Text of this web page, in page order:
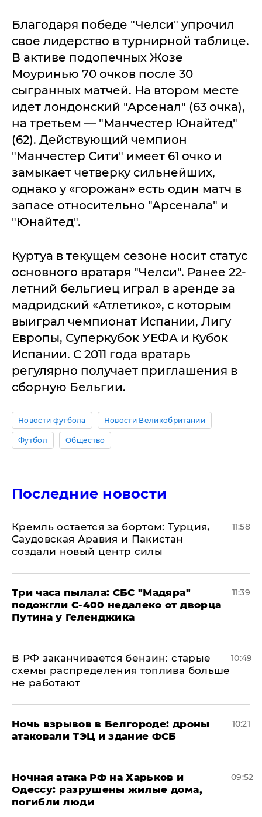
Благодаря победе "Челси" упрочил
свое лидерство в турнирной таблице.
В активе подопечных Жозе
Моуринью 70 очков после 30
сыгранных матчей. На втором месте
идет лондонский "Арсенал" (63 очка),
на третьем — "Манчестер Юнайтед"
(62). Действующий чемпион
"Манчестер Сити" имеет 61 очко и
замыкает четверку сильнейших,
однако у «горожан» есть один матч в
запасе относительно "Арсенала" и
"Юнайтед".
Куртуа в текущем сезоне носит статус
основного вратаря "Челси". Ранее 22-
летний бельгиец играл в аренде за
мадридский «Атлетико», с которым
выиграл чемпионат Испании, Лигу
Европы, Суперкубок УЕФА и Кубок
Испании. С 2011 года вратарь
регулярно получает приглашения в
сборную Бельгии.
Новости футбола Новости Великобритании
Футбол Общество
Последние новости
​Кремль остается за бортом: Турция,
Саудовская Аравия и Пакистан
создали новый центр силы
11:58
Три часа пылала: СБС "Мадяра"
подожгли С-400 недалеко от дворца
Путина у Геленджика
11:39
​В РФ заканчивается бензин: старые
схемы распределения топлива больше
не работают
10:49
​Ночь взрывов в Белгороде: дроны
атаковали ТЭЦ и здание ФСБ
10:21
​Ночная атака РФ на Харьков и
Одессу: разрушены жилые дома,
погибли люди
09:52